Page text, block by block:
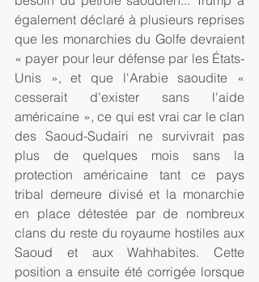
également déclaré à plusieurs reprises
que les monarchies du Golfe devraient
« payer pour leur défense par les États-
Unis », et que l'Arabie saoudite «
cesserait d'exister sans l'aide
américaine », ce qui est vrai car le clan
des Saoud-Sudairi ne survivrait pas
plus de quelques mois sans la
protection américaine tant ce pays
tribal demeure divisé et la monarchie
en place détestée par de nombreux
clans du reste du royaume hostiles aux
Saoud et aux Wahhabites. Cette
position a ensuite été corrigée lorsque